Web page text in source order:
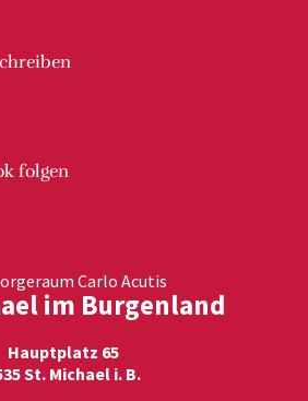
folgen
Carlo Acutis
im Burgenland
Hauptplatz 65
St. Michael i. B.